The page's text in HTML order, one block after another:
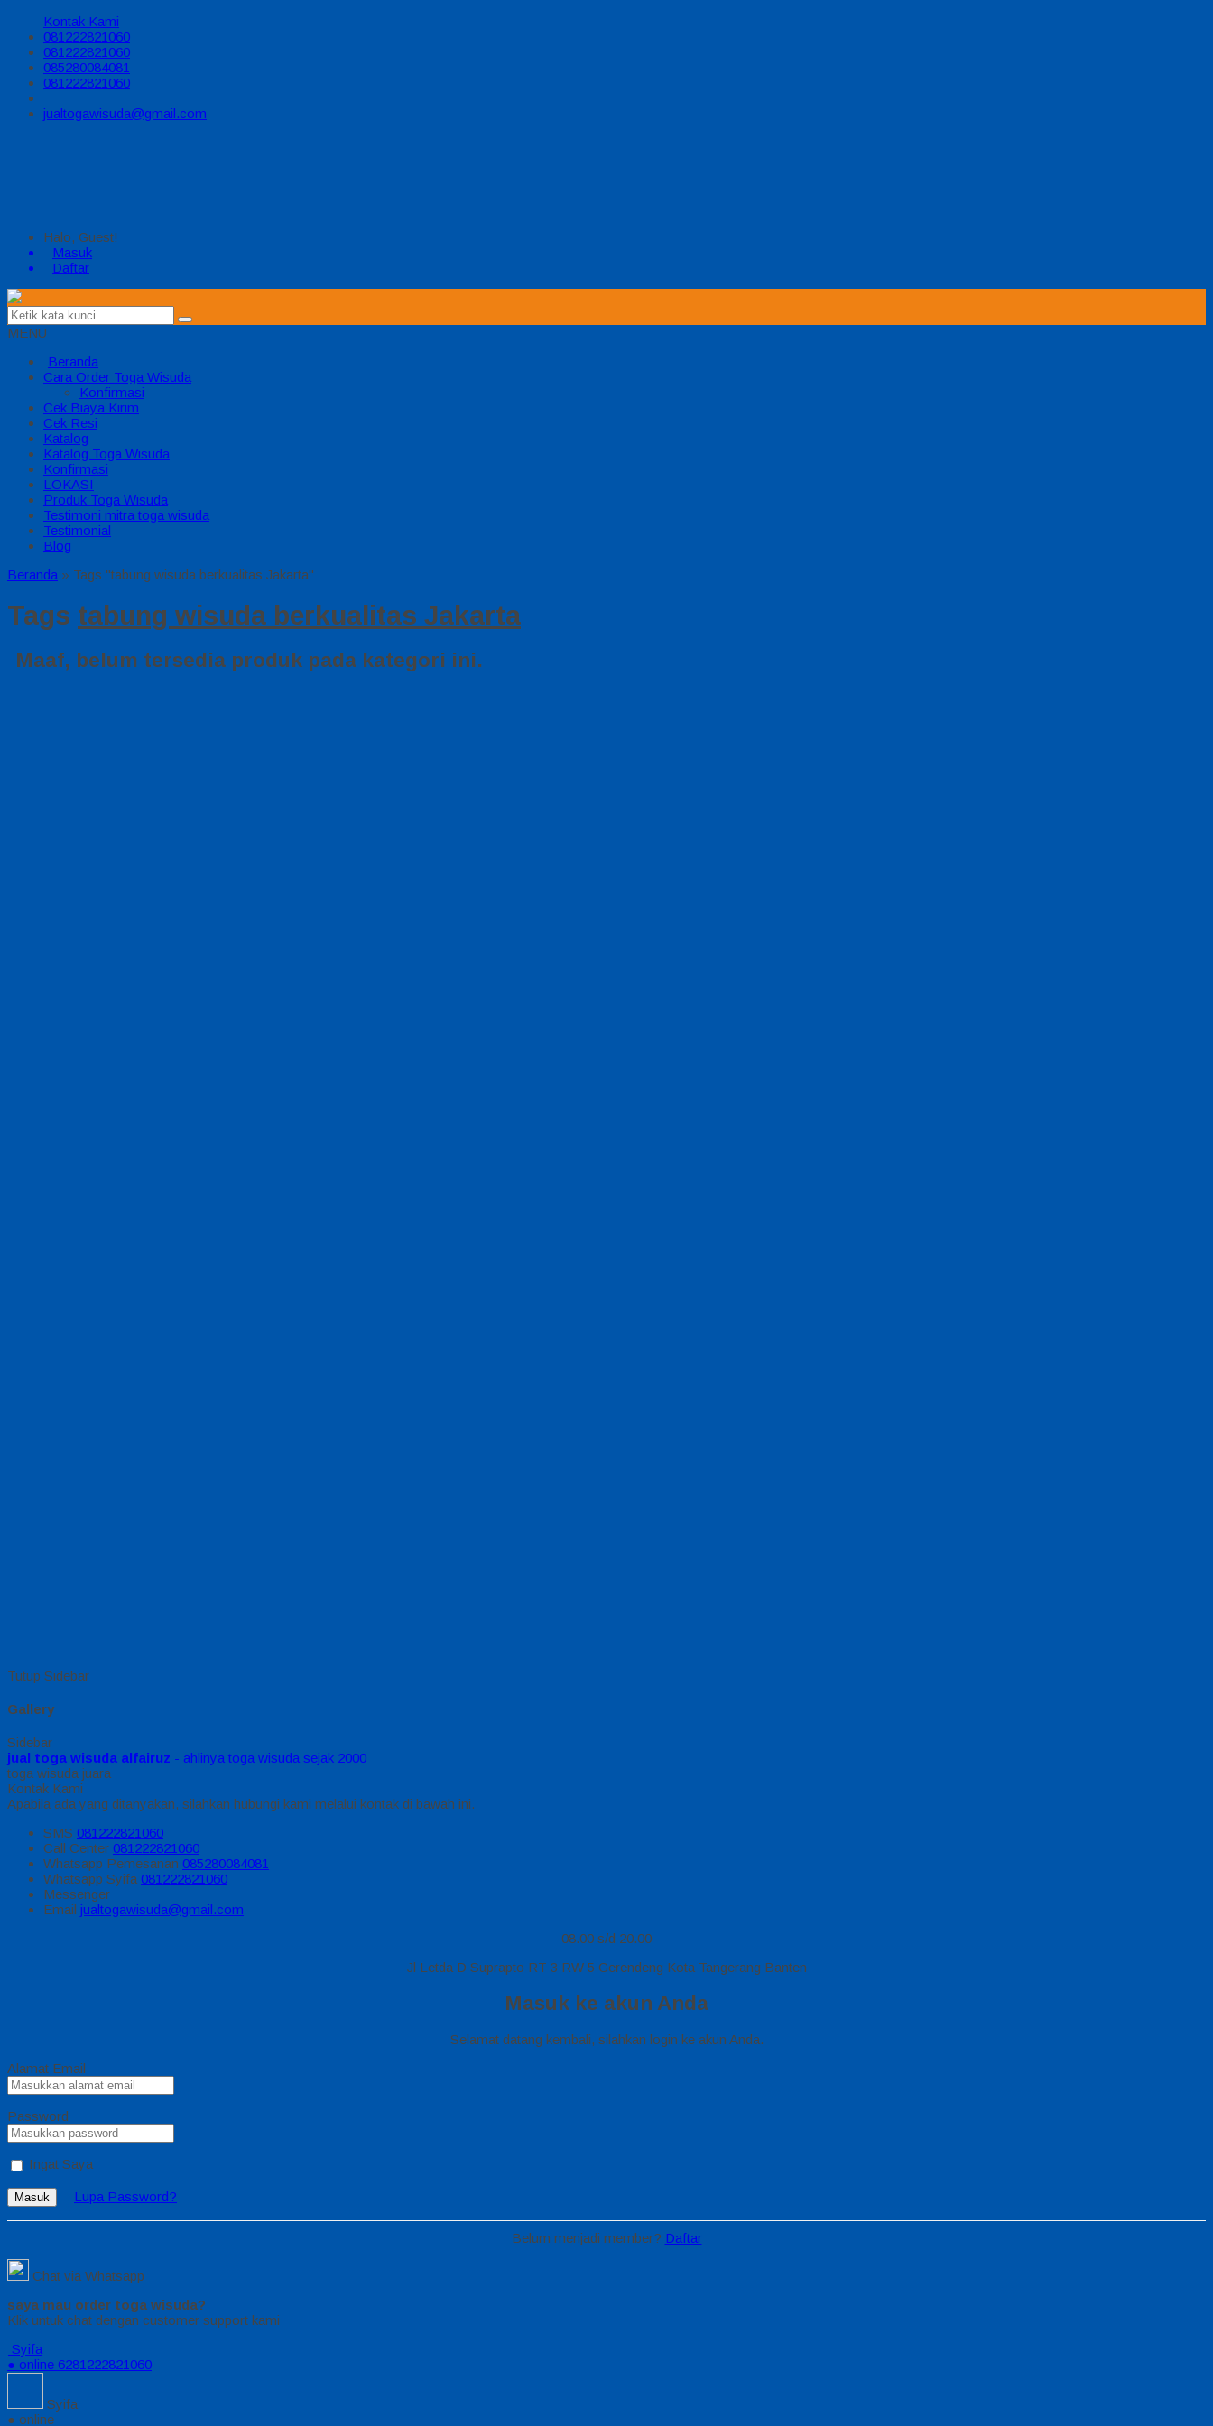
Kontak Kami
081222821060
081222821060
085280084081
081222821060
jualtogawisuda@gmail.com
Halo, Guest!
Masuk
Daftar
MENU
Beranda
Cara Order Toga Wisuda
Konfirmasi
Cek Biaya Kirim
Cek Resi
Katalog
Katalog Toga Wisuda
Konfirmasi
LOKASI
Produk Toga Wisuda
Testimoni mitra toga wisuda
Testimonial
Blog
Beranda » Tags "tabung wisuda berkualitas Jakarta"
Tags tabung wisuda berkualitas Jakarta
Maaf, belum tersedia produk pada kategori ini.
Tutup Sidebar
Gallery
Sidebar
jual toga wisuda alfairuz - ahlinya toga wisuda sejak 2000
toga wisuda juara
Kontak Kami
Apabila ada yang ditanyakan, silahkan hubungi kami melalui kontak di bawah ini.
SMS 081222821060
Call Center 081222821060
Whatsapp Pemesanan 085280084081
Whatsapp Syifa 081222821060
Messenger
Email jualtogawisuda@gmail.com
08.00 s/d 20.00
Jl Letda D Suprapto RT 3 RW 5 Gerendeng Kota Tangerang Banten
Masuk ke akun Anda
Selamat datang kembali, silahkan login ke akun Anda.
Alamat Email
Password
Ingat Saya
Masuk Lupa Password?
Belum menjadi member? Daftar
Chat via Whatsapp
saya mau order toga wisuda?
Klik untuk chat dengan customer support kami
Syifa
● online 6281222821060
Syifa
● online